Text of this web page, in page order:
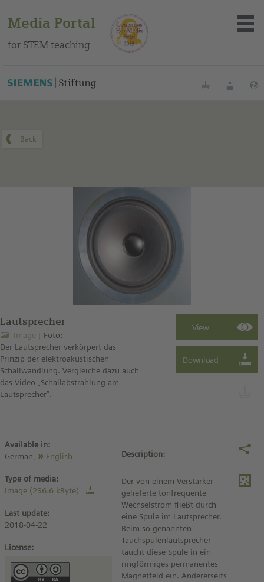
Media Portal
for STEM teaching
About the portal
BookmarksLogin
Lautsprecher
Image
Foto:
Der Lautsprecher verkörpert das
Prinzip der elektroakustischen
Schallwandlung. Vergleiche dazu auch
das Video „Schallabstrahlung am
Lautsprecher“.
Available in:
German,
English
Type of media:
Image (296.6 kByte)
Last update:
2018-04-22
License:
Description:
Der von einem Verstärker
gelieferte tonfrequente
Wechselstrom fließt durch
eine Spule im Lautsprecher.
Beim so genannten
Tauchspulenlautsprecher
taucht diese Spule in ein
ringförmiges permanentes
Magnetfeld ein. Andererseits
You can find this medium on our Spanish education portal